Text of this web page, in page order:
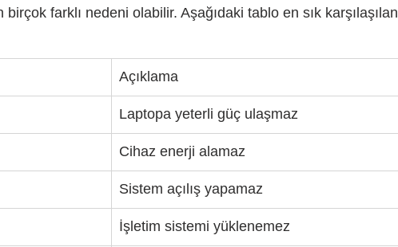
farklı nedeni olabilir. Aşağıdaki tablo en sık karşılaşılan
Açıklama
Laptopa yeterli güç ulaşmaz
Cihaz enerji alamaz
Sistem açılış yapamaz
İşletim sistemi yüklenemez